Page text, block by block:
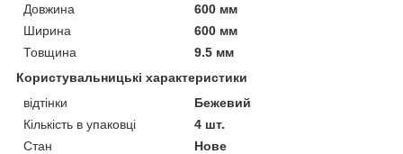
Довжина
600 мм
Ширина
600 мм
Товщина
9.5 мм
Користувальницькі характеристики
відтінки
Бежевий
Кількість в упаковці
4 шт.
Стан
Нове